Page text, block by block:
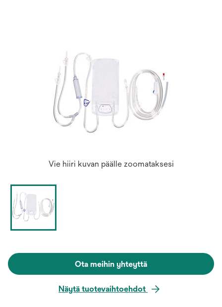
Vie hiiri kuvan päälle zoomataksesi
Ota meihin yhteyttä
Näytä tuotevaihtoehdot